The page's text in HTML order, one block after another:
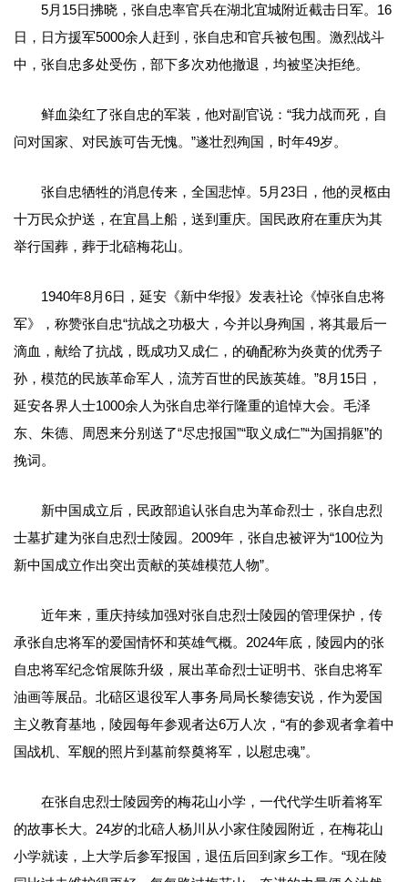
5月15日拂晓，张自忠率官兵在湖北宜城附近截击日军。16
日，日方援军5000余人赶到，张自忠和官兵被包围。激烈战斗
中，张自忠多处受伤，部下多次劝他撤退，均被坚决拒绝。
鲜血染红了张自忠的军装，他对副官说：“我力战而死，自
问对国家、对民族可告无愧。”遂壮烈殉国，时年49岁。
张自忠牺牲的消息传来，全国悲悼。5月23日，他的灵柩由
十万民众护送，在宜昌上船，送到重庆。国民政府在重庆为其
举行国葬，葬于北碚梅花山。
1940年8月6日，延安《新中华报》发表社论《悼张自忠将
军》，称赞张自忠“抗战之功极大，今并以身殉国，将其最后一
滴血，献给了抗战，既成功又成仁，的确配称为炎黄的优秀子
孙，模范的民族革命军人，流芳百世的民族英雄。”8月15日，
延安各界人士1000余人为张自忠举行隆重的追悼大会。毛泽
东、朱德、周恩来分别送了“尽忠报国”“取义成仁”“为国捐躯”的
挽词。
新中国成立后，民政部追认张自忠为革命烈士，张自忠烈
士墓扩建为张自忠烈士陵园。2009年，张自忠被评为“100位为
新中国成立作出突出贡献的英雄模范人物”。
近年来，重庆持续加强对张自忠烈士陵园的管理保护，传
承张自忠将军的爱国情怀和英雄气概。2024年底，陵园内的张
自忠将军纪念馆展陈升级，展出革命烈士证明书、张自忠将军
油画等展品。北碚区退役军人事务局局长黎德安说，作为爱国
主义教育基地，陵园每年参观者达6万人次，“有的参观者拿着中
国战机、军舰的照片到墓前祭奠将军，以慰忠魂”。
在张自忠烈士陵园旁的梅花山小学，一代代学生听着将军
的故事长大。24岁的北碚人杨川从小家住陵园附近，在梅花山
小学就读，上大学后参军报国，退伍后回到家乡工作。“现在陵